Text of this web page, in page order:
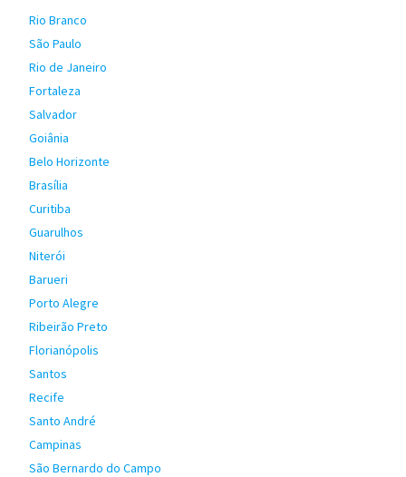
Rio Branco
São Paulo
Rio de Janeiro
Fortaleza
Salvador
Goiânia
Belo Horizonte
Brasília
Curitiba
Guarulhos
Niterói
Barueri
Porto Alegre
Ribeirão Preto
Florianópolis
Santos
Recife
Santo André
Campinas
São Bernardo do Campo